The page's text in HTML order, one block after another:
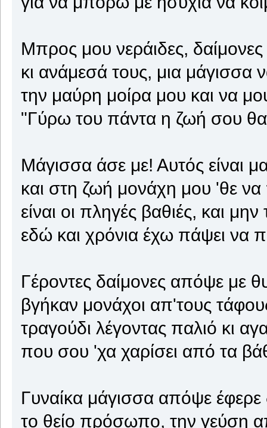
Μπρος μου νεράιδες, δαίμονες
κι ανάμεσά τους, μια μάγισσα
την μαύρη μοίρα μου και να
"Γύρω του πάντα η ζωή σου θα
Μάγισσα άσε με! Αυτός είναι
και στη ζωή μονάχη μου 'θε
είναι οι πληγές βαθιές, και μην
εδώ και χρόνια έχω πάψει να
Γέροντες δαίμονες απόψε με
βγήκαν μονάχοι απ'τους
τραγούδι λέγοντας παλιό κι
που σου 'χα χαρίσει από τα
Γυναίκα μάγισσα απόψε
το θείο πρόσωπο, την γεύση